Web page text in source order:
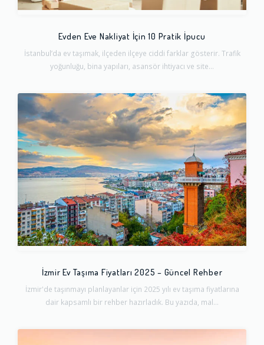
Evden Eve Nakliyat İçin 10 Pratik İpucu
İstanbul’da ev taşımak, ilçeden ilçeye ciddi farklar gösterir. Trafik
yoğunluğu, bina yapıları, asansör ihtiyacı ve site...
İzmir Ev Taşıma Fiyatları 2025 – Güncel Rehber
İzmir'de taşınmayı planlayanlar için 2025 yılı ev taşıma fiyatlarına
dair kapsamlı bir rehber hazırladık. Bu yazıda, mal...